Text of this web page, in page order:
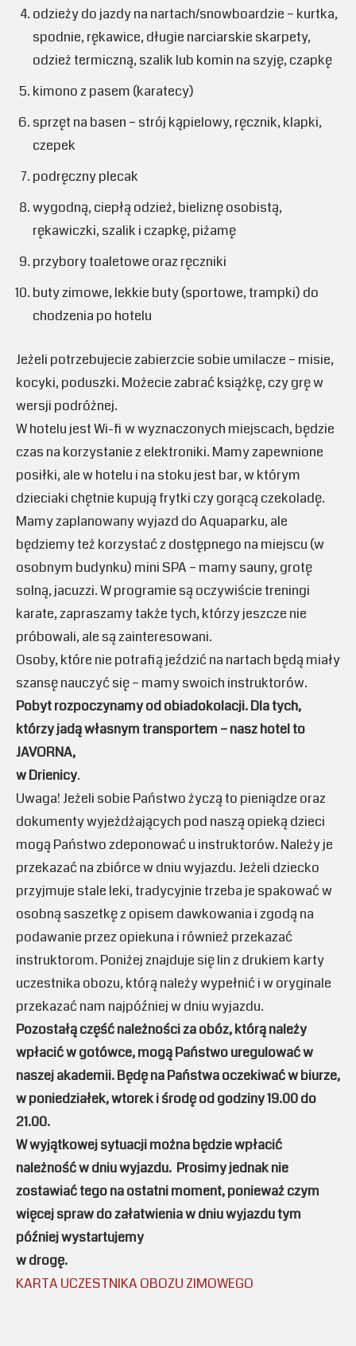
odzieży do jazdy na nartach/snowboardzie – kurtka,
spodnie, rękawice, długie narciarskie skarpety,
odzież termiczną, szalik lub komin na szyję, czapkę
kimono z pasem (karatecy)
sprzęt na basen – strój kąpielowy, ręcznik, klapki,
czepek
podręczny plecak
wygodną, ciepłą odzież, bieliznę osobistą,
rękawiczki, szalik i czapkę, piżamę
przybory toaletowe oraz ręczniki
buty zimowe, lekkie buty (sportowe, trampki) do
chodzenia po hotelu
Jeżeli potrzebujecie zabierzcie sobie umilacze – misie,
kocyki, poduszki. Możecie zabrać książkę, czy grę w
wersji podróżnej.
W hotelu jest Wi-fi w wyznaczonych miejscach, będzie
czas na korzystanie z elektroniki. Mamy zapewnione
posiłki, ale w hotelu i na stoku jest bar, w którym
dzieciaki chętnie kupują frytki czy gorącą czekoladę.
Mamy zaplanowany wyjazd do Aquaparku, ale
będziemy też korzystać z dostępnego na miejscu (w
osobnym budynku) mini SPA – mamy sauny, grotę
solną, jacuzzi. W programie są oczywiście treningi
karate, zapraszamy także tych, którzy jeszcze nie
próbowali, ale są zainteresowani.
Osoby, które nie potrafią jeździć na nartach będą miały
szansę nauczyć się – mamy swoich instruktorów.
Pobyt rozpoczynamy od obiadokolacji. Dla tych,
którzy jadą własnym transportem – nasz hotel to
JAVORNA,
w Drienicy.
Uwaga! Jeżeli sobie Państwo życzą to pieniądze oraz
dokumenty wyjeżdżających pod naszą opieką dzieci
mogą Państwo zdeponować u instruktorów. Należy je
przekazać na zbiórce w dniu wyjazdu. Jeżeli dziecko
przyjmuje stale leki, tradycyjnie trzeba je spakować w
osobną saszetkę z opisem dawkowania i zgodą na
podawanie przez opiekuna i również przekazać
instruktorom. Poniżej znajduje się lin z drukiem karty
uczestnika obozu, którą należy wypełnić i w oryginale
przekazać nam najpóźniej w dniu wyjazdu.
Pozostałą część należności za obóz, którą należy
wpłacić w gotówce, mogą Państwo uregulować w
naszej akademii. Będę na Państwa oczekiwać w biurze,
w poniedziałek, wtorek i środę od godziny 19.00 do
21.00.
W wyjątkowej sytuacji można będzie wpłacić
należność w dniu wyjazdu. Prosimy jednak nie
zostawiać tego na ostatni moment, ponieważ czym
więcej spraw do załatwienia w dniu wyjazdu tym
później wystartujemy
w drogę.
KARTA UCZESTNIKA OBOZU ZIMOWEGO